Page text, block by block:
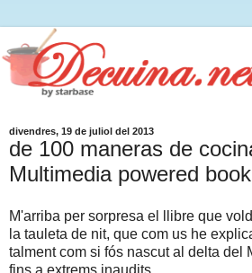
divendres, 19 de juliol del 2013
de 100 maneras de
Multimedia powered
M'arriba per sorpresa el llibre que
la tauleta de nit, que com us he
talment com si fós nascut al delta del